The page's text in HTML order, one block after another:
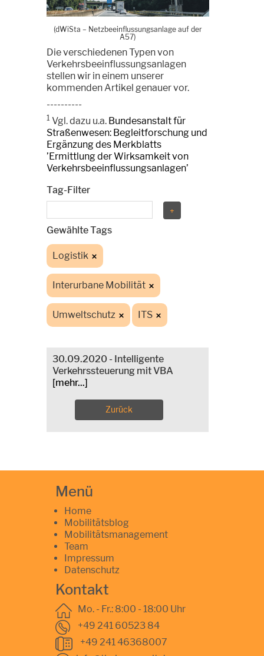
(dWiSta – Netzbeeinflussungsanlage auf der
A57)
Die verschiedenen Typen von
Verkehrsbeeinflussungsanlagen
stellen wir in einem unserer
kommenden Artikel genauer vor.
----------
1 Vgl. dazu u.a. Bundesanstalt für
Straßenwesen: Begleitforschung und
Ergänzung des Merkblatts
’Ermittlung der Wirksamkeit von
Verkehrsbeeinflussungsanlagen’
Tag-Filter
Gewählte Tags
Logistik
Interurbane Mobilität
Umweltschutz ITS
30.09.2020 - Intelligente
Verkehrssteuerung mit VBA
[mehr...]
Zurück
Menü
Home
Mobilitätsblog
Mobilitätsmanagement
Team
Impressum
Datenschutz
Kontakt
Mo. - Fr.: 8:00 - 18:00 Uhr
+49 241 60523 84
+49 241 46368007